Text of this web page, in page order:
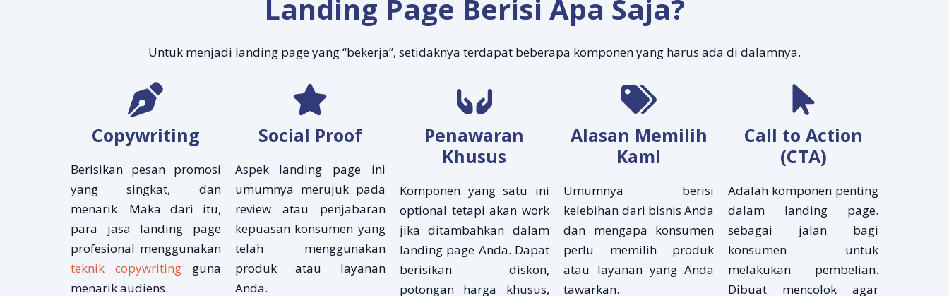
Landing Page Berisi Apa Saja?
Untuk menjadi landing page yang “bekerja”, setidaknya terdapat beberapa komponen yang harus ada di dalamnya.
Copywriting
Berisikan pesan promosi
yang singkat, dan
menarik. Maka dari itu,
para jasa landing page
profesional menggunakan
teknik copywritingguna
menarik audiens.
Social Proof
Aspek landing page ini
umumnya merujuk pada
review atau penjabaran
kepuasan konsumen yang
telah menggunakan
produk atau layanan
Anda.
Penawaran
Khusus
Komponen yang satu ini
optional tetapi akan work
jika ditambahkan dalam
landing page Anda. Dapat
berisikan diskon,
potongan harga khusus,
Alasan Memilih
Kami
Umumnya berisi
kelebihan dari bisnis Anda
dan mengapa konsumen
perlu memilih produk
atau layanan yang Anda
tawarkan.
Call to Action
(CTA)
Adalah komponen penting
dalam landing page.
sebagai jalan bagi
konsumen untuk
melakukan pembelian.
Dibuat mencolok agar